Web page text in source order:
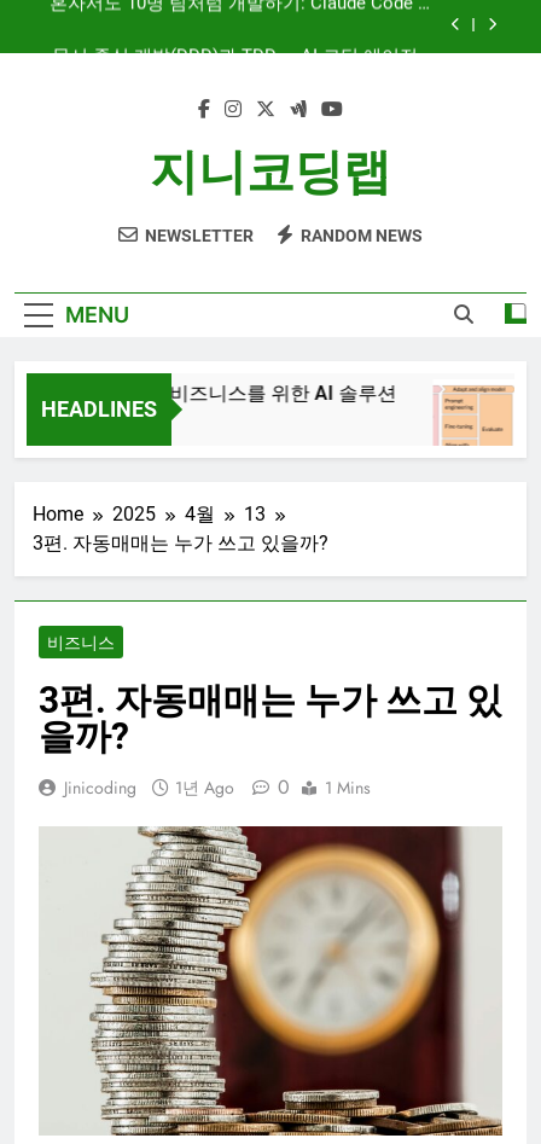
시대의 새로운 흐름
보여주는 시대
혼자서도 10명 팀처럼 개발하기: Claude Code 서
문서 중심 개발(DDD)과 TDD — AI 코딩 에이전트
AI와 함께하는 CMS 이야기
지니코딩랩
NEWSLETTER RANDOM NEWS
MENU
HEADLINES
JiniAI – 비즈니스를 위한 AI 솔루션
Home 2025 4월
13
3편. 자동매매는 누가 쓰고 있을까?
비즈니스
3편. 자동매매는 누가 쓰고 있
을까?
Jinicoding 1년 Ago 0 1 Mins